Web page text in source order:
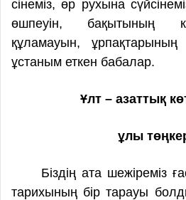
сінеміз, өр рухына
өшпеуін, бақы­тының
құламауын,
ұстаным еткен бабалар.
Ұлт – азаттық
ұлы
Біздің ата шежіреміз
тарихының бір тарауы